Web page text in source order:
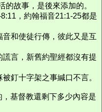
的故事，是後來添加的。
，約翰福音21:1-25都是
和使徒行傳，彼此又是互
言，新舊約聖經都沒有提
釘十字架之事緘口不言。
基督教還剩下多少內容是